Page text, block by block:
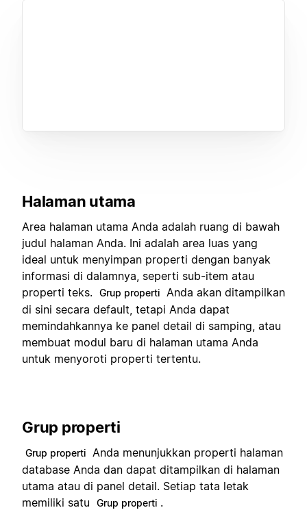
Halaman utama
Area halaman utama Anda adalah ruang di bawah
judul halaman Anda. Ini adalah area luas yang
ideal untuk menyimpan properti dengan banyak
informasi di dalamnya, seperti sub-item atau
properti teks. Grup properti
Anda akan ditampilkan
di sini secara default, tetapi Anda dapat
memindahkannya ke panel detail di samping, atau
membuat modul baru di halaman utama Anda
untuk menyoroti properti tertentu.
Grup properti
Grup properti
Anda menunjukkan properti halaman
database Anda dan dapat ditampilkan di halaman
utama atau di panel detail. Setiap tata letak
memiliki satu
Grup properti .